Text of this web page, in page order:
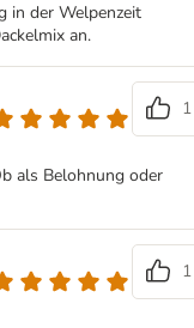
in der Welpenzeit
an.
1
als Belohnung oder
1